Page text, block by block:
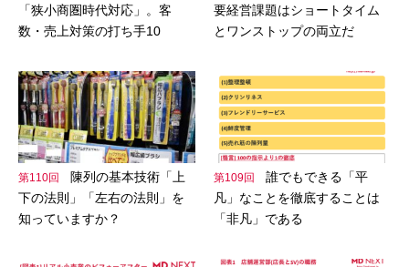
「狭小商圏時代対応」。客
数・売上対策の打ち手10
要経営課題はショートタイム
とワンストップの両立だ
第110回
陳列の基本技術「上
下の法則」「左右の法則」を
知っていますか？
第109回
誰でもできる「平
凡」なことを徹底することは
「非凡」である